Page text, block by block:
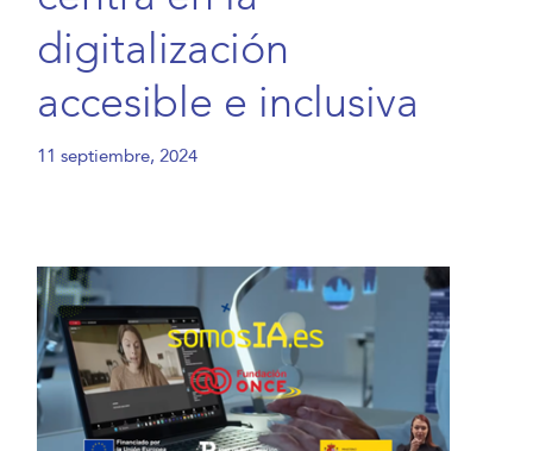
digitalización
accesible e inclusiva
11 septiembre, 2024